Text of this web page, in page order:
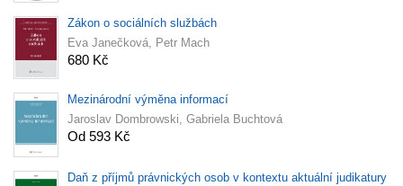
Zákon o sociálních službách
Eva Janečková, Petr Mach
680 Kč
Mezinárodní výměna informací
Jaroslav Dombrowski, Gabriela Buchtová
Od 593 Kč
Daň z příjmů právnických osob v kontextu aktuální judikatury